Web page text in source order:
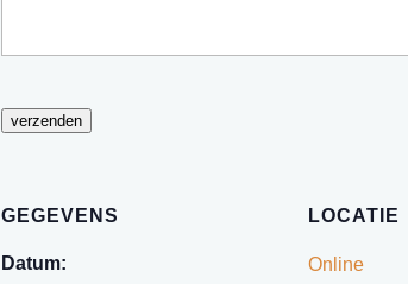
verzenden
GEGEVENS
Datum:
LOCATIE
Online